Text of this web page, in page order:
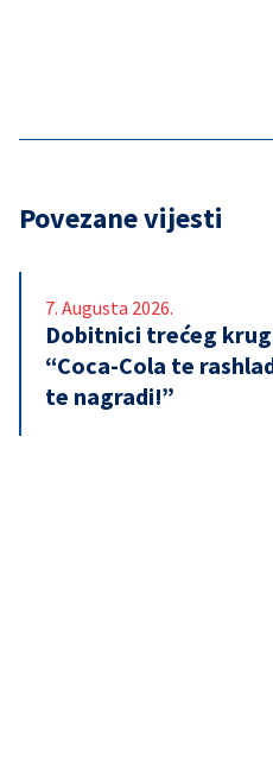
Povezane vijesti
7. Augusta 2026.
Dobitnici trećeg
“Coca-Cola te
te nagradi!”